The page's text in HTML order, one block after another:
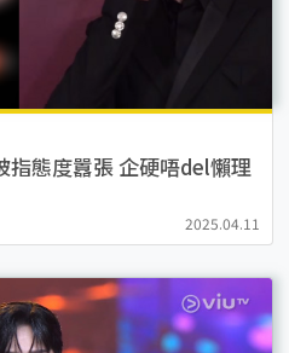
態度囂張 企硬唔del懶理
2025.04.11